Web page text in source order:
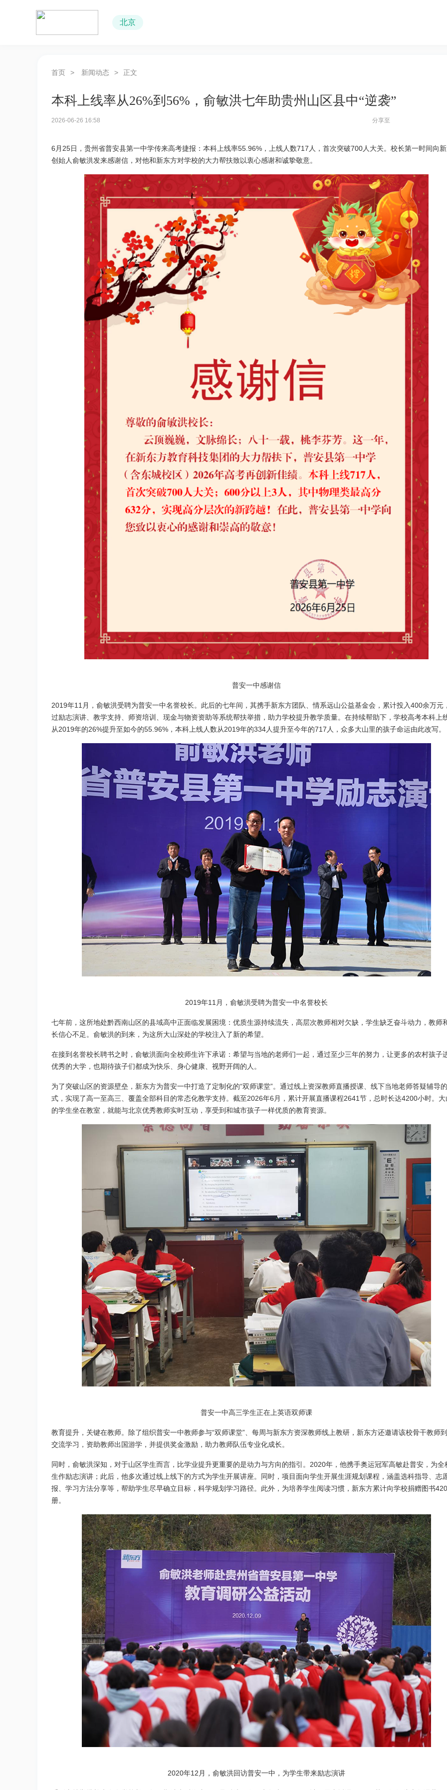
北京
首页 > 新闻动态 > 正文
本科上线率从26%到56%，俞敏洪七年助贵州山区县中“逆袭”
2026-06-26 16:58 分享至
6月25日，贵州省普安县第一中学传来高考捷报：本科上线率55.96%，上线人数717人，首次突破700人大关。校长第一时间向
创始人俞敏洪发来感谢信，对他和新东方对学校的大力帮扶致以衷心感谢和诚挚敬意。
普安一中感谢信
2019年11月，俞敏洪受聘为普安一中名誉校长。此后的七年间，其携手新东方团队、情系远山公益基金会，累计投入400余万元
过励志演讲、教学支持、师资培训、现金与物资资助等系统帮扶举措，助力学校提升教学质量。在持续帮助下，学校高考本科上
从2019年的26%提升至如今的55.96%，本科上线人数从2019年的334人提升至今年的717人，众多大山里的孩子命运由此改写。
2019年11月，俞敏洪受聘为普安一中名誉校长
七年前，这所地处黔西南山区的县域高中正面临发展困境：优质生源持续流失，高层次教师相对欠缺，学生缺乏奋斗动力，教师
长信心不足。俞敏洪的到来，为这所大山深处的学校注入了新的希望。
在接到名誉校长聘书之时，俞敏洪面向全校师生许下承诺：希望与当地的老师们一起，通过至少三年的努力，让更多的农村孩子
优秀的大学，也期待孩子们都成为快乐、身心健康、视野开阔的人。
为了突破山区的资源壁垒，新东方为普安一中打造了定制化的“双师课堂”。通过线上资深教师直播授课、线下当地老师答疑辅导
式，实现了高一至高三、覆盖全部科目的常态化教学支持。截至2026年6月，累计开展直播课程2641节，总时长达4200小时。大
的学生坐在教室，就能与北京优秀教师实时互动，享受到和城市孩子一样优质的教育资源。
普安一中高三学生正在上英语双师课
教育提升，关键在教师。除了组织普安一中教师参与“双师课堂”、每周与新东方资深教师线上教研，新东方还邀请该校骨干教师
交流学习，资助教师出国游学，并提供奖金激励，助力教师队伍专业化成长。
同时，俞敏洪深知，对于山区学生而言，比学业提升更重要的是动力与方向的指引。2020年，他携手奥运冠军高敏赴普安，为全
生作励志演讲；此后，他多次通过线上线下的方式为学生开展讲座。同时，项目面向学生开展生涯规划课程，涵盖选科指导、志
报、学习方法分享等，帮助学生尽早确立目标，科学规划学习路径。此外，为培养学生阅读习惯，新东方累计向学校捐赠图书
册。
2020年12月，俞敏洪回访普安一中，为学生带来励志演讲